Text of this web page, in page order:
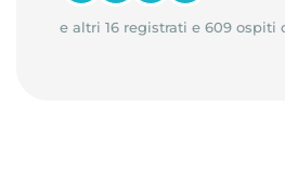
e altri 16 registrati e 609 ospiti